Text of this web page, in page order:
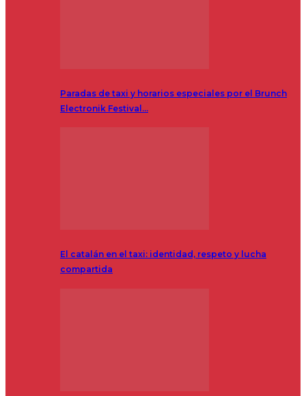
Paradas de taxi y horarios especiales por el Brunch
Electronik Festival…
El catalán en el taxi: identidad, respeto y lucha
compartida